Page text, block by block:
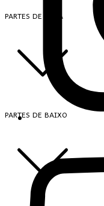
PARTES DE CIMA
PARTES DE BAIXO